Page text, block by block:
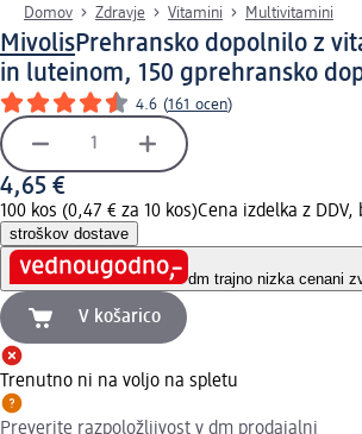
Domov Zdravje Vitamini Multivitamini
MivolisPrehransko dopolnilo z
in luteinom, 150 gprehransko
4.6 (161 ocen)
4,65 €
100 kos (0,47 € za 10 kos)Cena izdelka z DDV,
stroškov dostave
dm trajno nizka cenani
V košarico
Trenutno ni na voljo na spletu
Preverite razpoložljivost v dm prodajalni